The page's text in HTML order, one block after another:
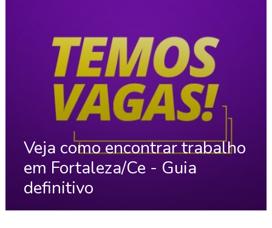
Veja como encontrar trabalho
em Fortaleza/Ce - Guia
definitivo